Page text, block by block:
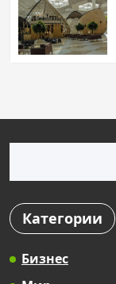
Категории
Бизнес